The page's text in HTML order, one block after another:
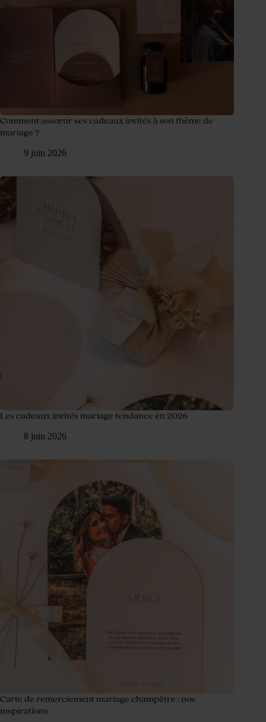
Comment assortir ses cadeaux invités à son thème de
mariage ?
9 juin 2026
Les cadeaux invités mariage tendance en 2026
8 juin 2026
Carte de remerciement mariage champêtre : nos
inspirations